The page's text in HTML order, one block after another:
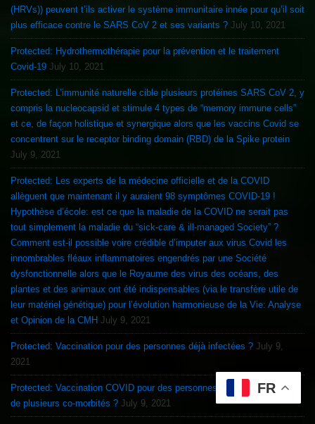
(HRVs)) peuvent t’ils activer le système immunitaire innée pour qu’il soit
plus efficace contre le SARS CoV 2 et ses variants ? July 10, 2021
Protected: Hydrothermothérapie pour la prévention et le traitement
Covid-19 July 10, 2021
Protected: L’immunité naturelle cible plusieurs protéines SARS CoV 2, y
compris la nucleocapsid et stimule 4 types de “memory immune cells”
et ce, de façon holistique et synergique alors que les vaccins Covid se
concentrent sur le receptor binding domain (RBD) de la Spike protein
July 9, 2021
Protected: Les experts de la médecine officielle et de la COVID
allèguent que maintenant il y auraient 98 symptômes COVID-19 !
Hypothèse d’école: est ce que la maladie de la COVID ne serait pas
tout simplement la maladie du “sick-care & ill-managed Society” ?
Comment est-il possible voire crédible d’imputer aux virus Covid les
innombrables fléaux inflammatoires engendrés par une Société
dysfonctionnelle alors que le Royaume des virus des océans, des
plantes et des animaux ont été indispensables (via le transfère utile de
leur matériel génétique) pour l’évolution harmonieuse de la Vie: Analyse
et Opinion de la CMH July 9, 2021
Protected: Vaccination pour des personnes déjà infectées ? July 9,
2021
Protected: Vaccination COVID pour des personnes souffrant d’une ou
de plusieurs co-morbités ? July 9, 2021
FR